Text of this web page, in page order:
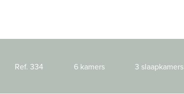
Ref. 334 6 kamers 3 slaapkamers